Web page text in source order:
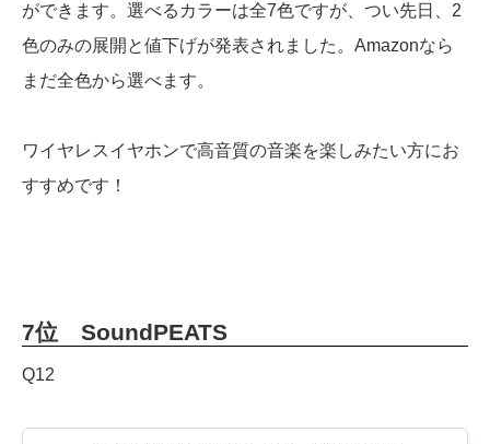
ができます。選べるカラーは全7色ですが、つい先日、2
色のみの展開と値下げが発表されました。Amazonなら
まだ全色から選べます。
ワイヤレスイヤホンで高音質の音楽を楽しみたい方にお
すすめです！
7位 SoundPEATS
Q12